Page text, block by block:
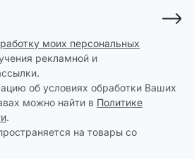
моих персональных
рекламной и
об условиях обработки Ваших
можно найти в Политике
.
на товары со